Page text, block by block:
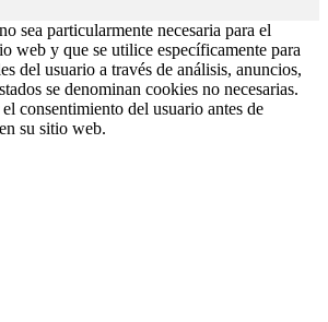
sea particularmente necesaria para el
web y que se utilice específicamente para
del usuario a través de análisis, anuncios,
se denominan cookies no necesarias.
consentimiento del usuario antes de
su sitio web.